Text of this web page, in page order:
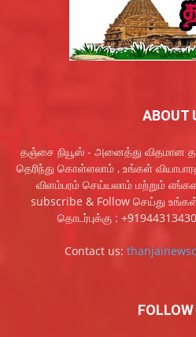
ABOUT
தஞ்சை நியூஸ் - அனைத்து விதமான
தெரிந்து கொள்ளலாம் , உங்கள்
விளம்பரம் செய்யலாம் மற்றும்
subscribe & Follow செய்து
தொடர்புக்கு :
Contact us: